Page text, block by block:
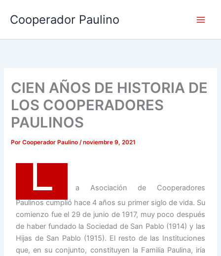
contenido
Cooperador Paulino
CIEN AÑOS DE HISTORIA DE
LOS COOPERADORES
PAULINOS
PorCooperador Paulino/noviembre 9, 2021
L
a Asociación de Cooperadores
Paulinos cumplió hace 4 años su primer siglo de vida. Su
comienzo fue el 29 de junio de 1917, muy poco después
de haber fundado la Sociedad de San Pablo (1914) y las
Hijas de San Pablo (1915). El resto de las Instituciones
que, en su conjunto, constituyen la Familia Paulina, iría